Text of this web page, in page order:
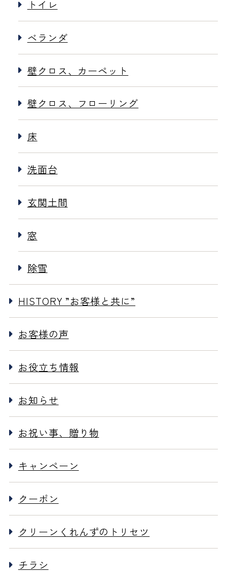
トイレ
ベランダ
壁クロス、カーペット
壁クロス、フローリング
床
洗面台
玄関土間
窓
除雪
HISTORY ”お客様と共に”
お客様の声
お役立ち情報
お知らせ
お祝い事、贈り物
キャンペーン
クーポン
クリーンくれんずのトリセツ
チラシ